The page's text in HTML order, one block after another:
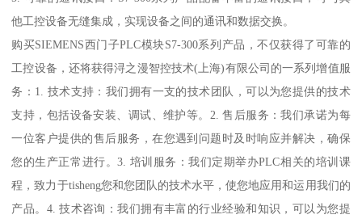
他工控设备无缝集成，实现设备之间的通讯和数据交换。
购买SIEMENS西门子PLC模块S7-300系列产品，不仅获得了可靠的
工控设备，还将获得浔之漫智控技术(上海)有限公司的一系列增值服
务：1. 技术支持：我们拥有一支的技术团队，可以为您提供的技术
支持，包括设备安装、调试、维护等。2. 售后服务：我们承诺为每
一位客户提供的售后服务，在您遇到问题时及时响应并解决，确保
您的生产正常进行。3. 培训服务：我们定期举办PLC相关的培训课
程，致力于tisheng您和您团队的技术水平，使您地应用和运用我们的
产品。4. 技术咨询：我们拥有丰富的行业经验和知识，可以为您提